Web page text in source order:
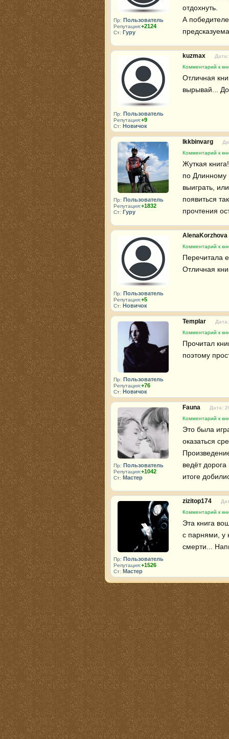
Пр: Пользователь
Репутация:+2124
Ст: Гуру
отдохнуть.
А
Пр: Пользователь
Репутация:+9
Ст: Новичок
kuzmax
Комментарий к
Отличная
вырывай...
Пр: Пользователь
Репутация:+1832
Ст: Гуру
Ikkbinvarg
Комментарий к
Жуткая
по Длинному
выиграть,
появиться
прочтения
Пр: Пользователь
Репутация:+5
Ст: Новичок
AlenaKorzhova
Комментарий к
Перечитала
Отличная
Пр: Пользователь
Репутация:+76
Ст: Новичок
Templar
Комментарий к
Прочитал
поэтому
Пр: Пользователь
Репутация:+1042
Ст: Мастер
Fauna
Дата:
Комментарий к
Это была
оказаться
ведёт
итоге
Пр: Пользователь
Репутация:+1526
Ст: Мастер
zizitop174
Комментарий к
Эта книга
с парнями, у
смерти...